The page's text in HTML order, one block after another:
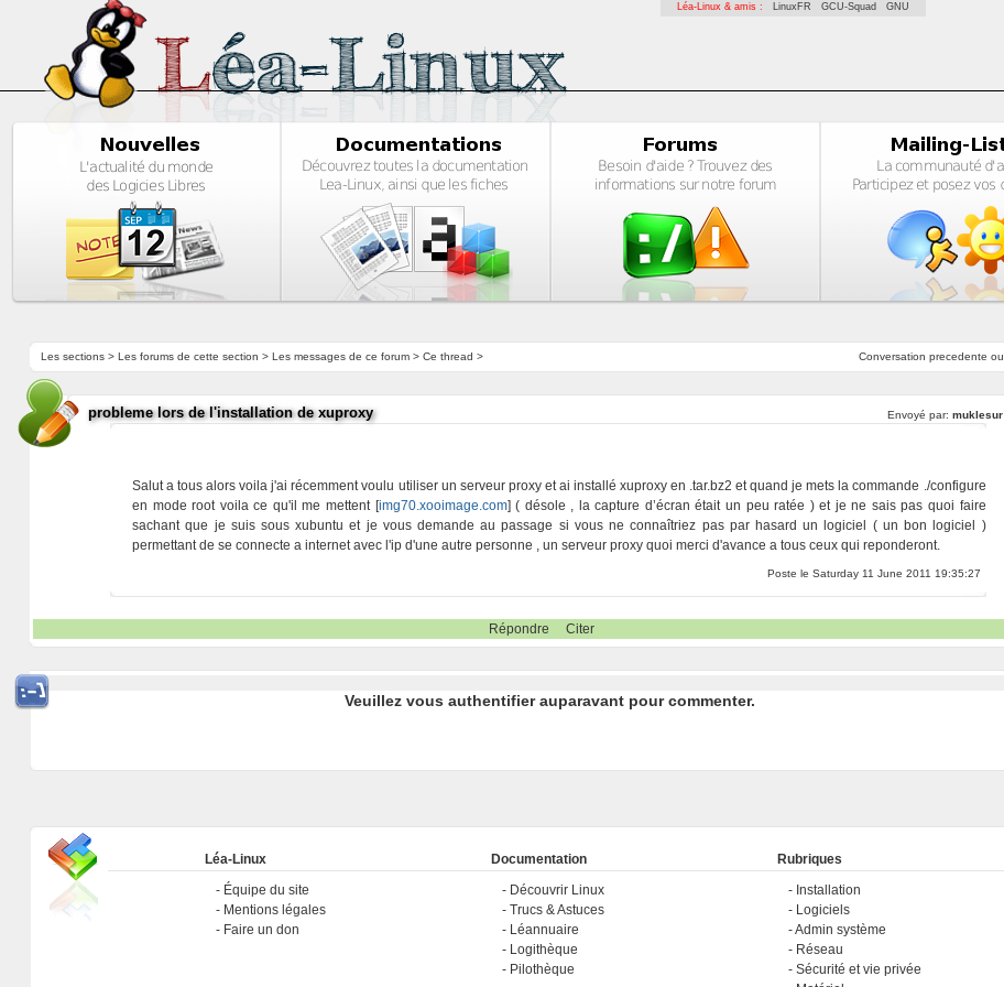
Léa-Linux & amis : LinuxFR GCU-Squad GNU
Conversation precedente ou
Les sections> Les forums de cette section > Les messages de ce forum> Ce thread >
probleme lors de l'installation de xuproxy Envoyé par: muklesur
Salut a tous alors voila j'ai récemment voulu utiliser un serveur proxy et ai installé xuproxy en .tar.bz2 et quand je mets la commande ./configure
en mode root voila ce qu'il me mettent [img70.xooimage.com] ( désole , la capture d’écran était un peu ratée ) et je ne sais pas quoi faire
sachant que je suis sous xubuntu et je vous demande au passage si vous ne connaîtriez pas par hasard un logiciel ( un bon logiciel )
permettant de se connecte a internet avec l'ip d'une autre personne , un serveur proxy quoi merci d'avance a tous ceux qui reponderont.
Poste le Saturday 11 June 2011 19:35:27
Répondre Citer
Veuillez vous authentifier auparavant pour commenter.
Léa-Linux
Équipe du site
Mentions légales
Faire un don
Documentation
Découvrir Linux
Trucs & Astuces
Léannuaire
Logithèque
Pilothèque
Rubriques
Installation
Logiciels
Admin système
Réseau
Sécurité et vie privée